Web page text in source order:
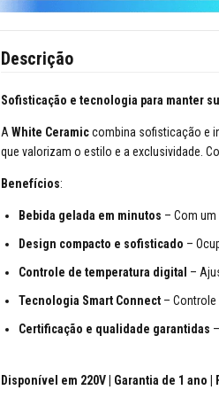
Descrição
Sofisticação e tecnologia para manter
A White Ceramiccombina sofisticação e
que valorizam o estilo e a exclusividade.
Benefícios:
Bebida gelada em minutos – Com
Design compacto e sofisticado –
Controle de temperatura digital –
Tecnologia Smart Connect –
Certificação e qualidade garantidas
Disponível em 220V | Garantia de 1 ano